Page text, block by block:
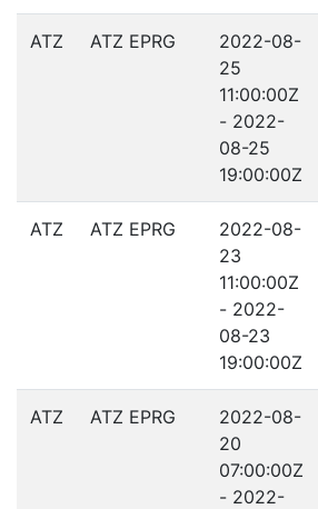
ATZ ATZ EPRG
2022-08-
25
11:00:00Z
- 2022-
08-25
19:00:00Z
ATZ ATZ EPRG
2022-08-
23
11:00:00Z
- 2022-
08-23
19:00:00Z
ATZ ATZ EPRG
2022-08-
20
07:00:00Z
- 2022-